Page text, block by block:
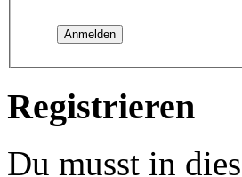
Registrieren
Du musst in